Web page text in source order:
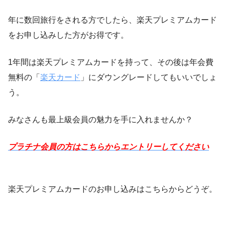
年に数回旅行をされる方でしたら、楽天プレミアムカード
をお申し込みした方がお得です。
1年間は楽天プレミアムカードを持って、その後は年会費
無料の「 楽天カード 」にダウングレードしてもいいでしょ
う。
みなさんも最上級会員の魅力を手に入れませんか？
プラチナ会員の方はこちらからエントリーしてください
楽天プレミアムカードのお申し込みはこちらからどうぞ。